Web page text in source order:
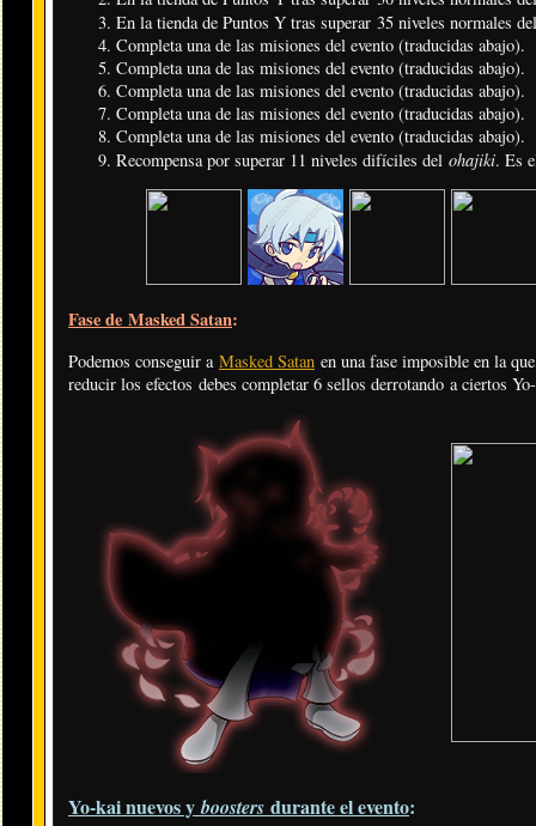
En la tienda de Puntos Y tras superar 35 niveles normales
Completa una de las misiones del evento (traducidas abajo).
Completa una de las misiones del evento (traducidas abajo).
Completa una de las misiones del evento (traducidas abajo).
Completa una de las misiones del evento (traducidas abajo).
Completa una de las misiones del evento (traducidas abajo).
Recompensa por superar 11 niveles difíciles del ohajiki. Es
Fase de Masked Satan:
Podemos conseguir a Masked Satan en una fase imposible en la
reducir los efectos debes completar 6 sellos derrotando a ciertos
Yo-kai nuevos yboosters durante el evento: